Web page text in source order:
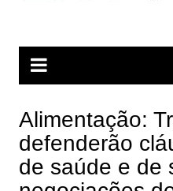
Alimentação:
defenderão
de saúde e de